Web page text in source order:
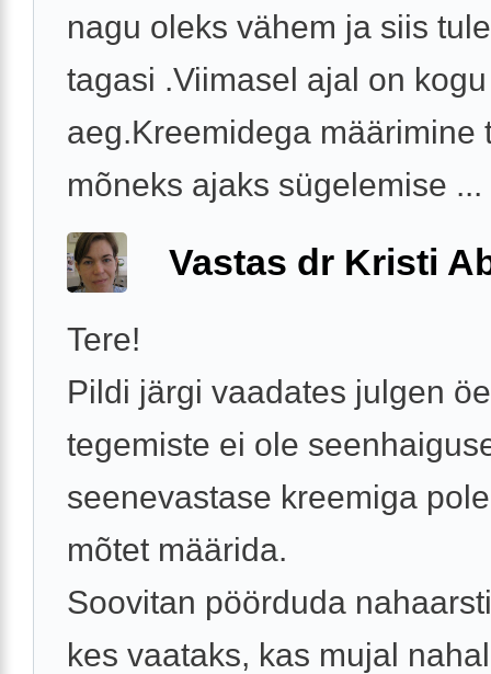
nagu oleks vähem ja siis
tagasi .Viimasel ajal on kogu
aeg.Kreemidega määrimine
mõneks ajaks sügelemise ...
Vastas dr Kristi
Tere!
Pildi järgi vaadates julgen
tegemiste ei ole
seenevastase kreemiga
mõtet määrida.
Soovitan pöörduda
kes vaataks, kas mujal